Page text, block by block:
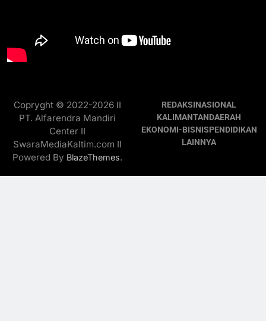
Copryght © 2022-2026 II
PT. Alfarendra Mandiri
Center II
SwaraMediaKaltim.com II
Powered By BlazeThemes.
REDAKSINASIONAL
KALIMANTANDAERAH
EKONOMI-BISNISPENDIDIKAN
LAINNYA